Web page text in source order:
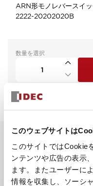
このウェブサイトは
このサイトではCookie
ンテンツや広告の表示
ます。またユーザーに
情報を収集し、ソーシ
ARN形モノレバースイ
2222-20202020B
数量を選択
主な特長
工作機械や産業機械を